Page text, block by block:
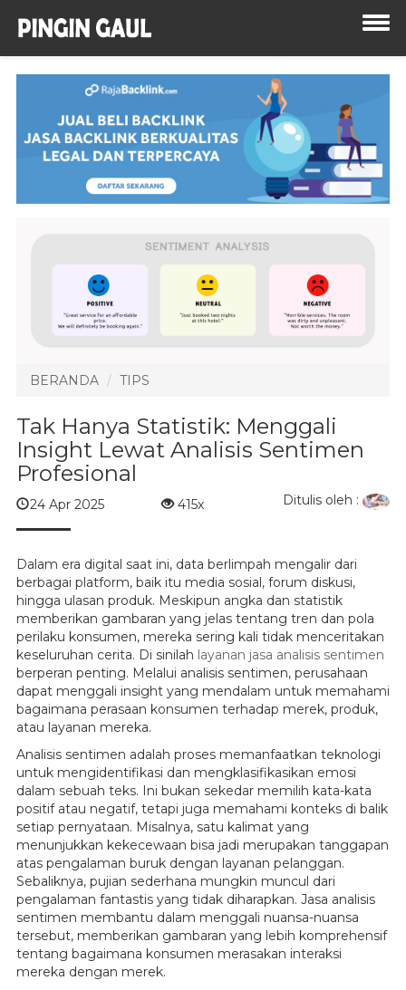
BERANDA TIPS
Tak Hanya Statistik: Menggali
Insight Lewat Analisis Sentimen
Profesional
24 Apr 2025 415x Ditulis oleh :
Dalam era digital saat ini, data berlimpah mengalir dari
berbagai platform, baik itu media sosial, forum diskusi,
hingga ulasan produk. Meskipun angka dan statistik
memberikan gambaran yang jelas tentang tren dan pola
perilaku konsumen, mereka sering kali tidak menceritakan
keseluruhan cerita. Di sinilah layanan jasa analisis sentimen
berperan penting. Melalui analisis sentimen, perusahaan
dapat menggali insight yang mendalam untuk memahami
bagaimana perasaan konsumen terhadap merek, produk,
atau layanan mereka.
Analisis sentimen adalah proses memanfaatkan teknologi
untuk mengidentifikasi dan mengklasifikasikan emosi
dalam sebuah teks. Ini bukan sekedar memilih kata-kata
positif atau negatif, tetapi juga memahami konteks di balik
setiap pernyataan. Misalnya, satu kalimat yang
menunjukkan kekecewaan bisa jadi merupakan tanggapan
atas pengalaman buruk dengan layanan pelanggan.
Sebaliknya, pujian sederhana mungkin muncul dari
pengalaman fantastis yang tidak diharapkan. Jasa analisis
sentimen membantu dalam menggali nuansa-nuansa
tersebut, memberikan gambaran yang lebih komprehensif
tentang bagaimana konsumen merasakan interaksi
mereka dengan merek.